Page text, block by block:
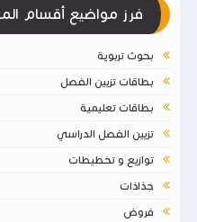
فرز مواضيع أقسام
بحوث تربوية
بطاقات تزيين الفصل
بطاقات تعليمية
تزيين الفصل الدراسي
توازيع و تخطيطات
جذاذات
فروض